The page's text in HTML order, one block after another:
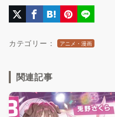
カテゴリー： アニメ・漫画
関連記事